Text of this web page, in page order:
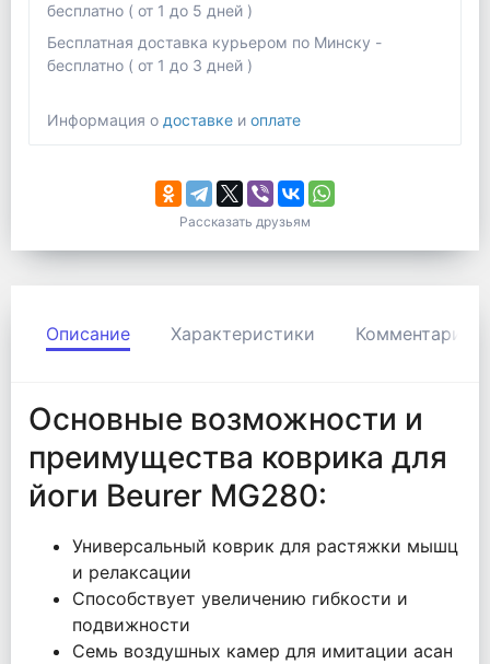
бесплатно ( от 1 до 5 дней )
Бесплатная доставка курьером по Минску -
бесплатно ( от 1 до 3 дней )
Информация о доставке и оплате
Рассказать друзьям
Описание Характеристики Комментарии
Основные возможности и
преимущества коврика для
йоги Beurer MG280:
Универсальный коврик для растяжки мышц
и релаксации
Способствует увеличению гибкости и
подвижности
Семь воздушных камер для имитации асан